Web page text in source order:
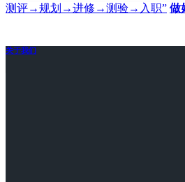
测评→规划→进修→测验→入职” 做
关于我们